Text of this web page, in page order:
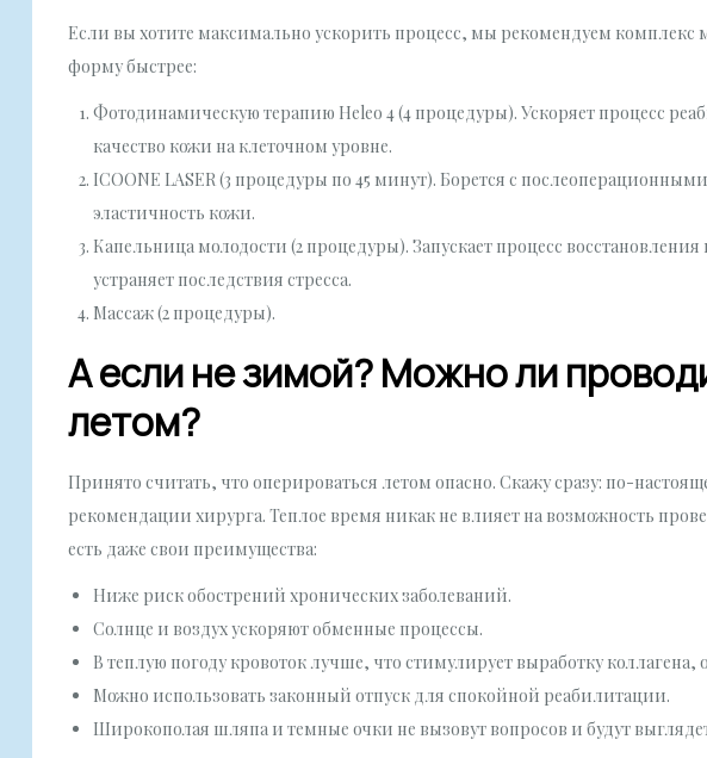
Если вы хотите максимально ускорить процесс, мы рекомендуем комплекс
форму быстрее:
Фотодинамическую терапию Heleo 4 (4 процедуры). Ускоряет процесс
качество кожи на клеточном уровне.
ICOONE LASER (3 процедуры по 45 минут). Борется с
эластичность кожи.
Капельница молодости (2 процедуры). Запускает процесс
устраняет последствия стресса.
Массаж (2 процедуры).
А если не зимой? Можно ли
летом?
Принято считать, что оперироваться летом опасно. Скажу сразу: по-
рекомендации хирурга. Теплое время никак не влияет на возможность
есть даже свои преимущества:
Ниже риск обострений хронических заболеваний.
Солнце и воздух ускоряют обменные процессы.
В теплую погоду кровоток лучше, что стимулирует выработку
Можно использовать законный отпуск для спокойной реабилитации.
Широкополая шляпа и темные очки не вызовут вопросов и будут